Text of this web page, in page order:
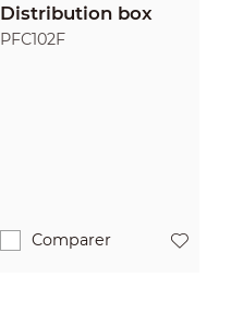
Distribution box
PFC102F
Comparer